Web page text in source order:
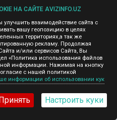
НА САЙТЕ AVIZINFO.UZ
взаимодействие сайта с
вашу геопозицию в целях
территориях,а так же
рекламу. Продолжая
и/или сервисов Сайта, Вы
«Политика использования файлов
информации. Нажимая на кнопку
с нашей политикой
информации об использовании кук
Настроить куки